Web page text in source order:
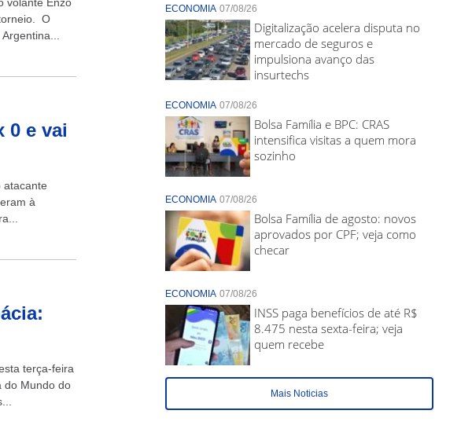
O
0 e vai
atacante
à
terça-feira
do Mundo do
ECONOMIA 07/08/26
Digitalização acelera disputa no
mercado de seguros e
impulsiona avanço das
insurtechs
ECONOMIA 07/08/26
Bolsa Família e BPC: CRAS
intensifica visitas a quem mora
sozinho
ECONOMIA 07/08/26
Bolsa Família de agosto: novos
aprovados por CPF; veja como
checar
ECONOMIA 07/08/26
INSS paga benefícios de até R$
8.475 nesta sexta-feira; veja
quem recebe
Mais Noticias